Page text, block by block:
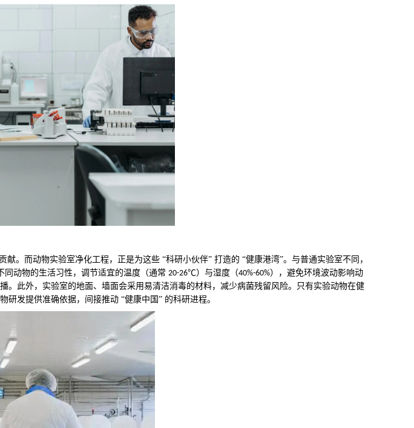
。而动物实验室净化工程，正是为这些 “科研小伙伴” 打造的 “健康港湾”。与普通实验室不同，
动物的生活习性，调节适宜的温度（通常 20-26℃）与湿度（40%-60%），避免环境波动影响动
此外，实验室的地面、墙面会采用易清洁消毒的材料，减少病菌残留风险。只有实验动物在健
发提供准确依据，间接推动 “健康中国” 的科研进程。